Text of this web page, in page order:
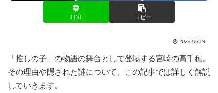
LINE コピー
2024.06.19
「推しの子」の物語の舞台として登場する宮崎の高千穂。
その理由や隠された謎について、この記事では詳しく解説
していきます。